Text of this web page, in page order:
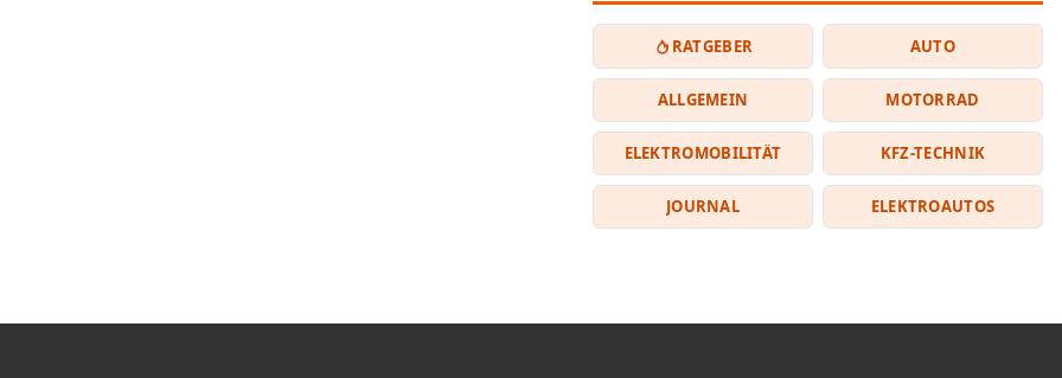
RATGEBER AUTO
ALLGEMEIN MOTORRAD
ELEKTROMOBILITÄT KFZ-TECHNIK
JOURNAL ELEKTROAUTOS